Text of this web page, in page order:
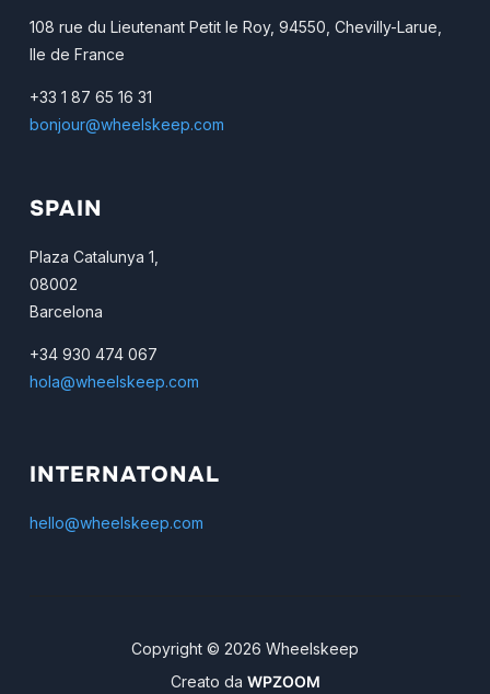
108 rue du Lieutenant Petit le Roy, 94550, Chevilly-Larue,
Ile de France
+33 1 87 65 16 31
bonjour@wheelskeep.com
SPAIN
Plaza Catalunya 1,
08002
Barcelona
+34 930 474 067
hola@wheelskeep.com
INTERNATONAL
hello@wheelskeep.com
Copyright © 2026 Wheelskeep
Creato da WPZOOM